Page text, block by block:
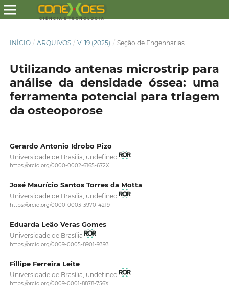
INÍCIO / ARQUIVOS / V. 19 (2025) / Seção de Engenharias
Utilizando antenas microstrip para
análise da densidade óssea: uma
ferramenta potencial para triagem
da osteoporose
Gerardo Antonio Idrobo Pizo
Universidade de Brasilia, undefined
https://orcid.org/0000-0002-6165-672X
José Maurício Santos Torres da Motta
Universidade de Brasília, undefined
https://orcid.org/0000-0003-3970-4219
Eduarda Leão Veras Gomes
Universidade de Brasília
https://orcid.org/0009-0005-8901-9393
Fillipe Ferreira Leite
Universidade de Brasília, undefined
https://orcid.org/0009-0001-8878-756X